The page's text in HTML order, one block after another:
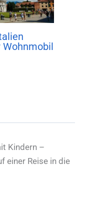
Wohnmobil
Kindern –
einer Reise in die